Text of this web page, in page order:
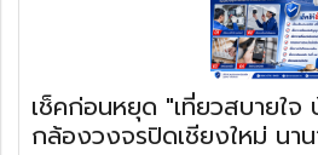
เช็คก่อนหยุด "เที่ยวสบายใ
กล้องวงจรปิดเชียงใหม่ นา